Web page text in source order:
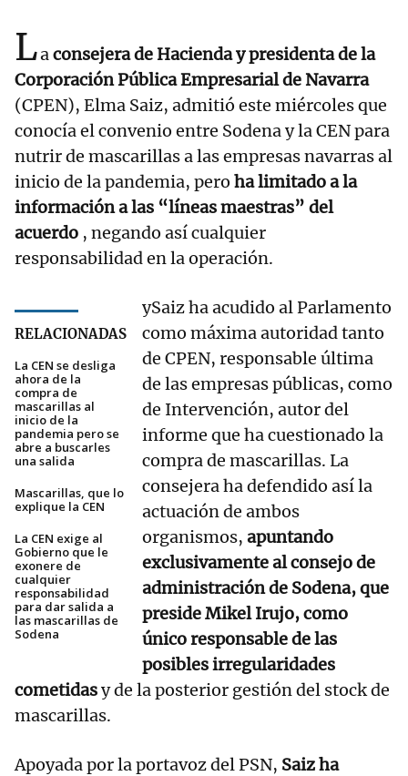
Laconsejera de Hacienda y presidenta de la
Corporación Pública Empresarial de Navarra
(CPEN), Elma Saiz, admitió este miércoles que
conocía el convenio entre Sodena y la CEN para
nutrir de mascarillas a las empresas navarras al
inicio de la pandemia, pero ha limitado a la
información a las “líneas maestras” del
acuerdo , negando así cualquier
responsabilidad en la operación.
RELACIONADAS
La CEN se desliga
ahora de la
compra de
mascarillas al
inicio de la
pandemia pero se
abre a buscarles
una salida
Mascarillas, que lo
explique la CEN
La CEN exige al
Gobierno que le
exonere de
cualquier
responsabilidad
para dar salida a
las mascarillas de
Sodena
ySaiz ha acudido al Parlamento
como máxima autoridad tanto
de CPEN, responsable última
de las empresas públicas, como
de Intervención, autor del
informe que ha cuestionado la
compra de mascarillas. La
consejera ha defendido así la
actuación de ambos
organismos, apuntando
exclusivamente al consejo de
administración de Sodena, que
preside Mikel Irujo, como
único responsable de las
posibles irregularidades
cometidasy de la posterior gestión del stock de
mascarillas.
Apoyada por la portavoz del PSN, Saiz ha